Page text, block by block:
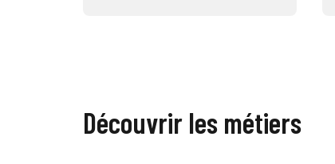
Découvrir les métiers